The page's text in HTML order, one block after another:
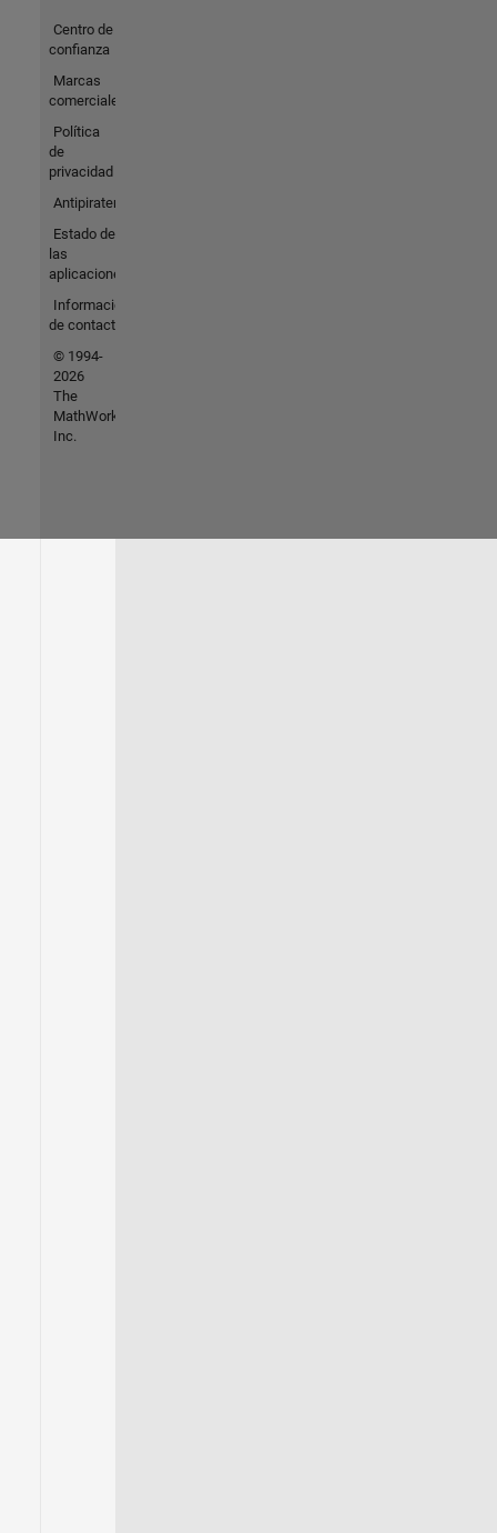
Centro de
confianza
Marcas
comerciales
Política
de
privacidad
Antipiratería
Estado de
las
aplicaciones
Información
de contacto
© 1994-
2026
The
MathWorks,
Inc.